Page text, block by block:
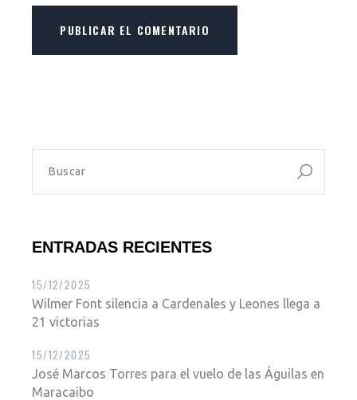
PUBLICAR EL COMENTARIO
ENTRADAS RECIENTES
Wilmer Font silencia a Cardenales y Leones llega a
21 victorias
15/12/2025
José Marcos Torres para el vuelo de las Águilas en
Maracaibo
15/12/2025